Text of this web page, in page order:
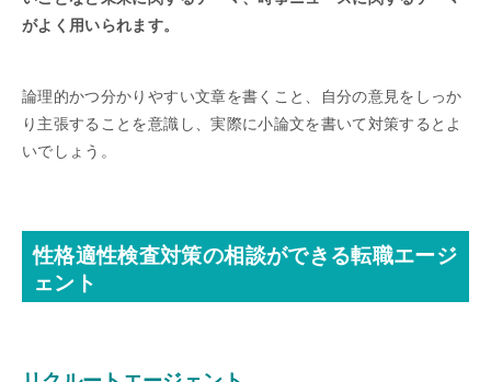
がよく用いられます。
論理的かつ分かりやすい文章を書くこと、自分の意見をしっか
り主張することを意識し、実際に小論文を書いて対策するとよ
いでしょう。
性格適性検査対策の相談ができる転職エージ
ェント